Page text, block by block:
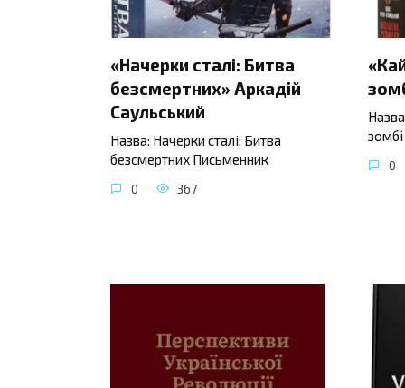
«Начерки сталі: Битва
безсмертних» Аркадій
Саульський
Назва: Начерки сталі: Битва
безсмертних Письменник
0 367
0